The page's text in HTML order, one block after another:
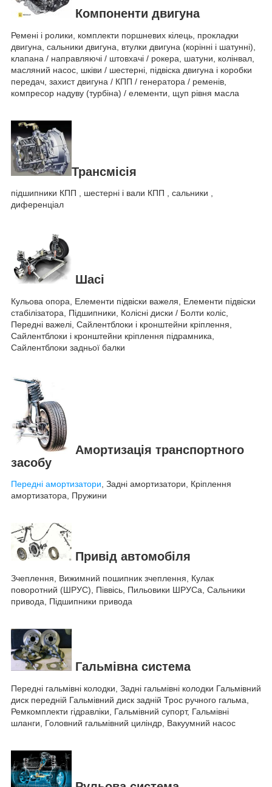
Компоненти двигуна
Ремені і ролики, комплекти поршневих кілець, прокладки
двигуна, сальники двигуна, втулки двигуна (корінні і шатунні),
клапана / направляючі / штовхачі / рокера, шатуни, колінвал,
масляний насос, шківи / шестерні, підвіска двигуна і коробки
передач, захист двигуна / КПП / генератора / ременів,
компресор надуву (турбіна) / елементи, щуп рівня масла
Трансмісія
підшипники КПП , шестерні і вали КПП , сальники ,
диференціал
Шасі
Кульова опора, Елементи підвіски важеля, Елементи підвіски
стабілізатора, Підшипники, Колісні диски / Болти коліс,
Передні важелі, Сайлентблоки і кронштейни кріплення,
Сайлентблоки і кронштейни кріплення підрамника,
Сайлентблоки задньої балки
Амортизація транспортного
засобу
Передні амортизатори, Задні амортизатори, Кріплення
амортизатора, Пружини
Привід автомобіля
Зчеплення, Вижимний пошипник зчеплення, Кулак
поворотний (ШРУС), Піввісь, Пильовики ШРУСа, Сальники
привода, Підшипники привода
Гальмівна система
Передні гальмівні колодки, Задні гальмівні колодки Гальмівний
диск передній Гальмівний диск задній Трос ручного гальма,
Ремкомплекти гідравліки, Гальмівний супорт, Гальмівні
шланги, Головний гальмівний циліндр, Вакуумний насос